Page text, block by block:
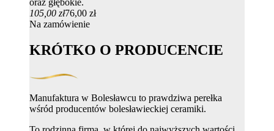
105,00 zł76,00 zł
Na zamówienie
KRÓTKO O PRODUCENCIE
Manufaktura w Bolesławcu to prawdziwa perełka
wśród producentów bolesławieckiej ceramiki.